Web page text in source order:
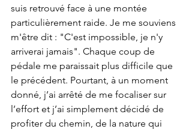
suis retrouvé face à une montée
particulièrement raide. Je me souviens
m'être dit : "C'est impossible, je n'y
arriverai jamais". Chaque coup de
pédale me paraissait plus difficile que
le précédent. Pourtant, à un moment
donné, j’ai arrêté de me focaliser sur
l’effort et j’ai simplement décidé de
profiter du chemin, de la nature qui